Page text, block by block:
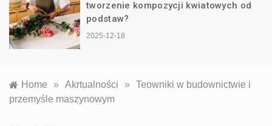
od
generalnym wykonawcą
Home » Akrtualności » Teowniki w budownictwie i
przemyśle maszynowym